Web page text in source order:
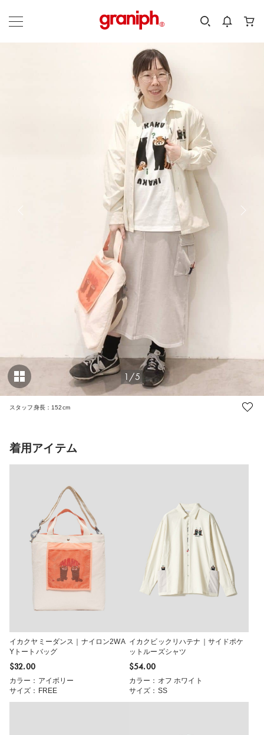
カテゴリーから探す
1/5
スタッフ身長：152cm
着用アイテム
イカクヤミーダンス｜ナイロン2WA
Yトートバッグ
$‌32.00
カラー：アイボリー
サイズ：FREE
イカクビックリハテナ｜サイドポケ
ットルーズシャツ
$‌54.00
カラー：オフ ホワイト
サイズ：SS